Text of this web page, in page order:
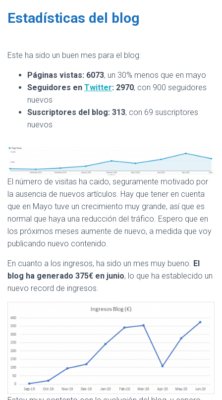
Estadísticas del blog
Este ha sido un buen mes para el blog:
Páginas vistas: 6073, un 30% menos que en mayo
Seguidores en Twitter: 2970, con 900 seguidores
nuevos
Suscriptores del blog: 313, con 69 suscriptores
nuevos
El número de visitas ha caido, seguramente motivado por
la ausencia de nuevos artículos. Hay que tener en cuenta
que en Mayo tuve un crecimiento muy grande, así que es
normal que haya una reducción del tráfico. Espero que en
los próximos meses aumente de nuevo, a medida que voy
publicando nuevo contenido.
En cuanto a los ingresos, ha sido un mes muy bueno. El
blog ha generado 375€ en junio, lo que ha establecido un
nuevo record de ingresos.